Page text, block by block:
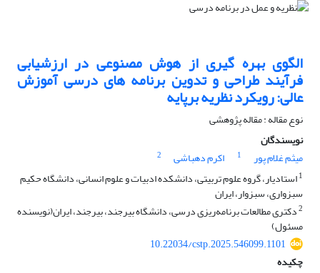
الگوی بهره گیری از هوش مصنوعی در ارزشیابی
فرآیند طراحی و تدوین برنامه های درسی آموزش
عالی: رویکرد نظریه برپایه
نوع مقاله : مقاله پژوهشی
نویسندگان
میثم غلام پور
1 اکرم دهباشی
2
1استادیار، گروه علوم تربیتی، دانشکده ادبیات و علوم انسانی، دانشگاه حکیم
سبزواری، سبزوار، ایران
2دکتری مطالعات برنامه‌ریزی درسی، دانشگاه بیرجند، بیرجند، ایران(نویسنده
مسئول)
10.22034/cstp.2025.546099.1101
چکیده